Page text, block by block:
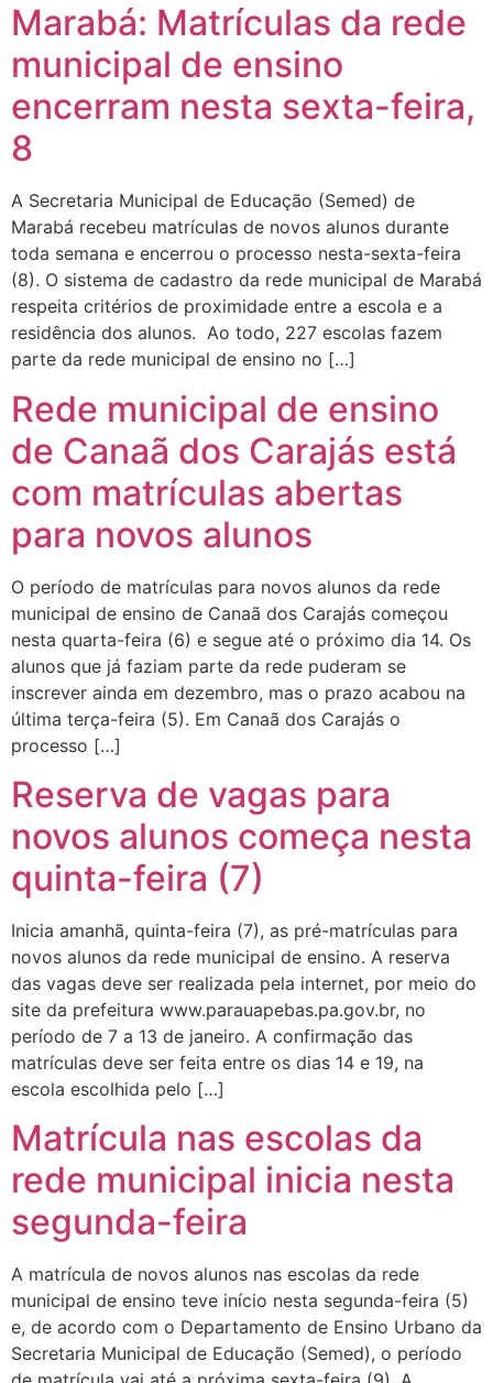
Marabá: Matrículas da rede
municipal de ensino
encerram nesta sexta-feira,
8
A Secretaria Municipal de Educação (Semed) de
Marabá recebeu matrículas de novos alunos durante
toda semana e encerrou o processo nesta-sexta-feira
(8). O sistema de cadastro da rede municipal de Marabá
respeita critérios de proximidade entre a escola e a
residência dos alunos. Ao todo, 227 escolas fazem
parte da rede municipal de ensino no […]
Rede municipal de ensino
de Canaã dos Carajás está
com matrículas abertas
para novos alunos
O período de matrículas para novos alunos da rede
municipal de ensino de Canaã dos Carajás começou
nesta quarta-feira (6) e segue até o próximo dia 14. Os
alunos que já faziam parte da rede puderam se
inscrever ainda em dezembro, mas o prazo acabou na
última terça-feira (5). Em Canaã dos Carajás o
processo […]
Reserva de vagas para
novos alunos começa nesta
quinta-feira (7)
Inicia amanhã, quinta-feira (7), as pré-matrículas para
novos alunos da rede municipal de ensino. A reserva
das vagas deve ser realizada pela internet, por meio do
site da prefeitura www.parauapebas.pa.gov.br, no
período de 7 a 13 de janeiro. A confirmação das
matrículas deve ser feita entre os dias 14 e 19, na
escola escolhida pelo […]
Matrícula nas escolas da
rede municipal inicia nesta
segunda-feira
A matrícula de novos alunos nas escolas da rede
municipal de ensino teve início nesta segunda-feira (5)
e, de acordo com o Departamento de Ensino Urbano da
Secretaria Municipal de Educação (Semed), o período